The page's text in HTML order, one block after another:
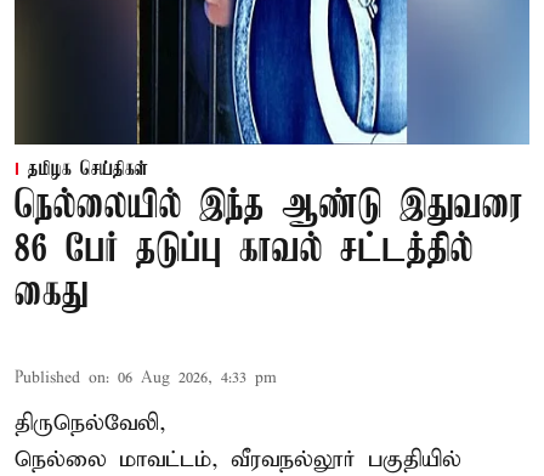
தமிழக செய்திகள்
நெல்லையில் இந்த ஆண்டு இதுவரை
86 பேர் தடுப்பு காவல் சட்டத்தில்
கைது
Published on: 06 Aug 2026, 4:33 pm
திருநெல்வேலி,
நெல்லை மாவட்டம், வீரவநல்லூர் பகுதியில்